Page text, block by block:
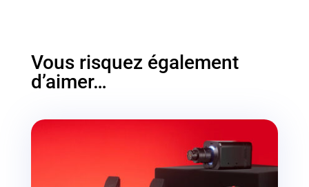
Vous risquez également
d’aimer…